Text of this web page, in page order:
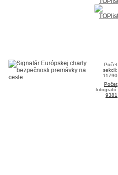
Počet
sekcií:
11790
Počet
fotografií:
9381